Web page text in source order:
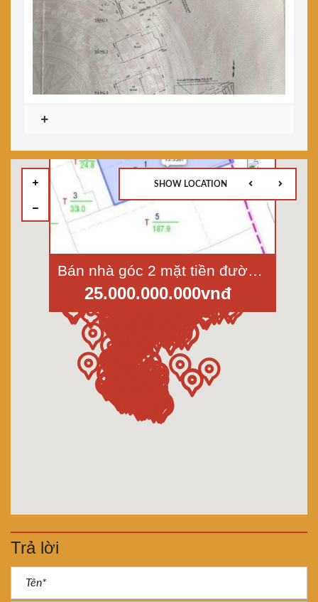
Bán nhà góc 2 mặt tiền đường Hòa Hưng, p.12, quận 10, diện tích 15x9,4m
25.000.000.000vnđ
SHOW LOCATION
Trả lời